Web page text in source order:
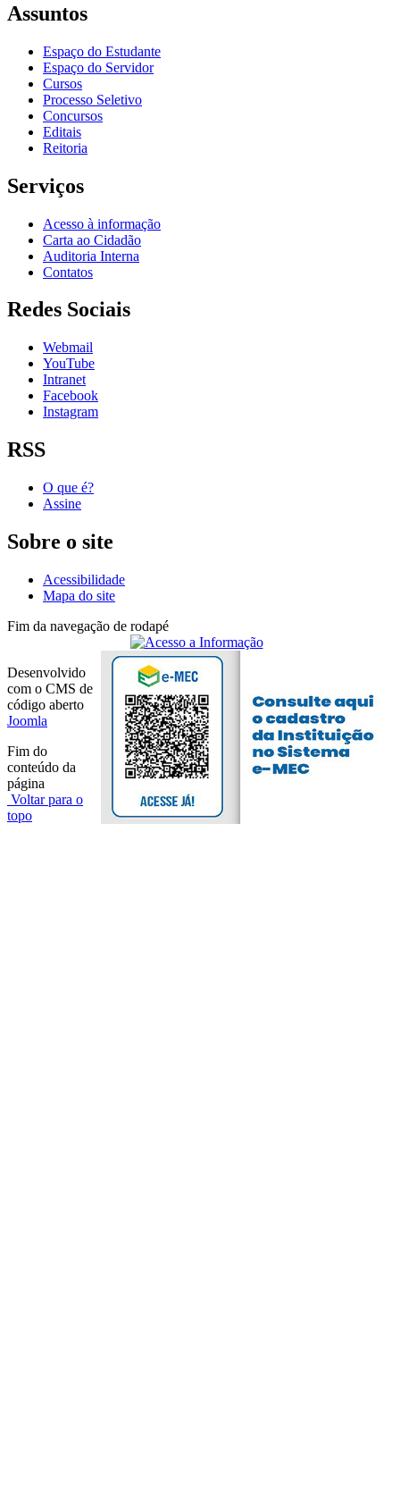
Assuntos
Espaço do Estudante
Espaço do Servidor
Cursos
Processo Seletivo
Concursos
Editais
Reitoria
Serviços
Acesso à informação
Carta ao Cidadão
Auditoria Interna
Contatos
Redes Sociais
Webmail
YouTube
Intranet
Facebook
Instagram
RSS
O que é?
Assine
Sobre o site
Acessibilidade
Mapa do site
Fim da navegação de rodapé
Desenvolvido
com o CMS de
código aberto
Joomla
Fim do
conteúdo da
página
Voltar para o
topo